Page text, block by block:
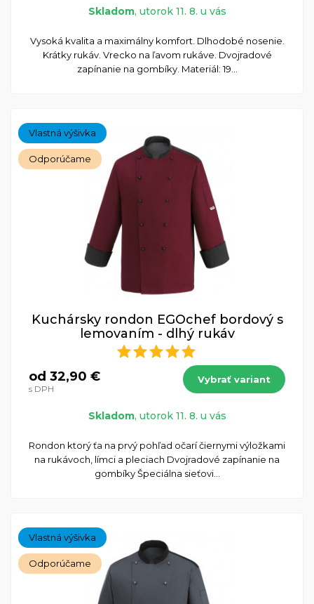
Skladom, utorok 11. 8. u vás
Vysoká kvalita a maximálny komfort. Dlhodobé nosenie.
Krátky rukáv. Vrecko na ľavom rukáve. Dvojradové
zapínanie na gombíky. Materiál: 19...
Vlastná výšivka
Odporúčame
Kuchársky rondon EGOchef bordový s
lemovaním - dlhý rukáv
od 32,90 €
s DPH
Vybrať variant
Skladom, utorok 11. 8. u vás
Rondon ktorý ťa na prvý pohľad očarí čiernymi výložkami
na rukávoch, límci a pleciach Dvojradové zapínanie na
gombíky Špeciálna sieťovi...
Vlastná výšivka
Odporúčame